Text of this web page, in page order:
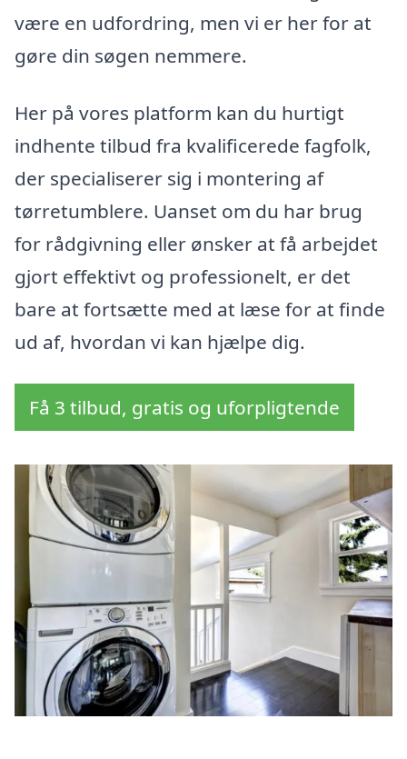
være en udfordring, men vi er her for at
gøre din søgen nemmere.
Her på vores platform kan du hurtigt
indhente tilbud fra kvalificerede fagfolk,
der specialiserer sig i montering af
tørretumblere. Uanset om du har brug
for rådgivning eller ønsker at få arbejdet
gjort effektivt og professionelt, er det
bare at fortsætte med at læse for at finde
ud af, hvordan vi kan hjælpe dig.
Få 3 tilbud, gratis og uforpligtende